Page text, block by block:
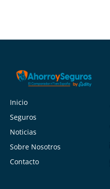
Inicio
Seguros
Noticias
Sobre Nosotros
Contacto